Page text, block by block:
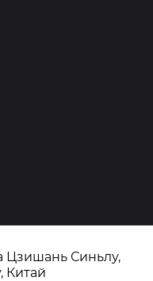
Цзишань Синьлу,
Китай